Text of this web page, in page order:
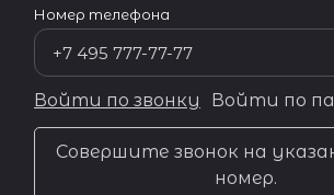
Номер телефона
Войти по звонку Войти по
Совершите звонок на
номер.